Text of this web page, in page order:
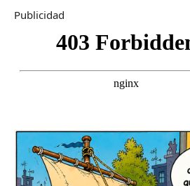
Publicidad